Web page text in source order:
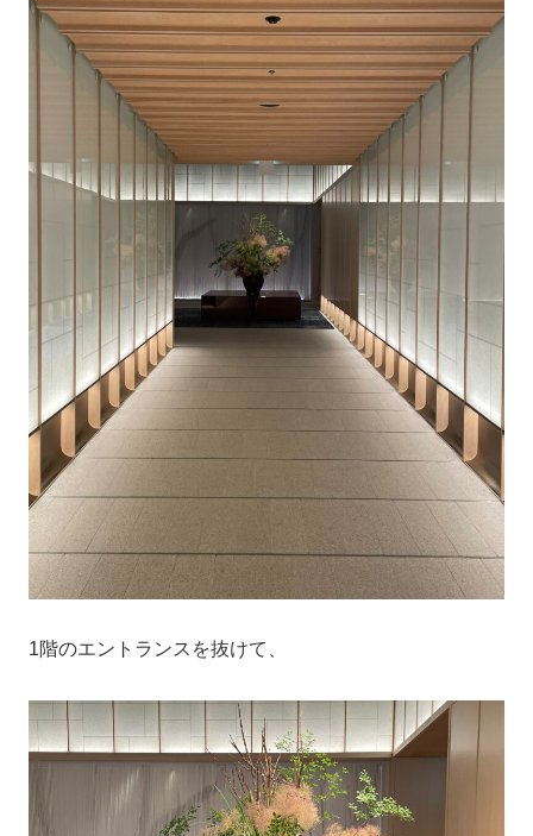
1階のエントランスを抜けて、